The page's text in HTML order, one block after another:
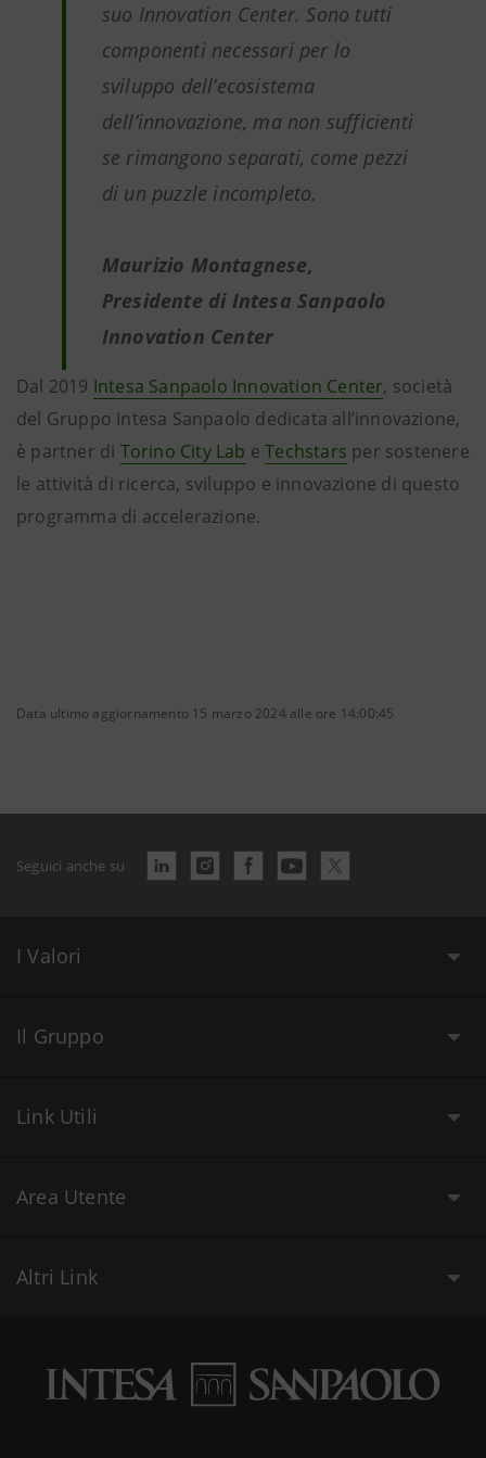
suo Innovation Center. Sono tutti
componenti necessari per lo
sviluppo dell’ecosistema
dell’innovazione, ma non sufficienti
se rimangono separati, come pezzi
di un puzzle incompleto.
Maurizio Montagnese,
Presidente di Intesa Sanpaolo
Innovation Center
Dal 2019 Intesa Sanpaolo Innovation Center, società
del Gruppo Intesa Sanpaolo dedicata all’innovazione,
è partner di Torino City Lab eTechstars per sostenere
le attività di ricerca, sviluppo e innovazione di questo
programma di accelerazione.
Data ultimo aggiornamento 15 marzo 2024 alle ore 14:00:45
Seguici anche su
I Valori
Il Gruppo
Link Utili
Area Utente
Altri Link